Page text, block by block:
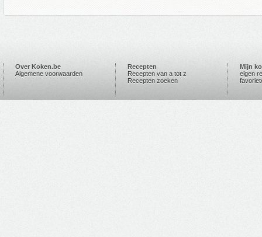
Over Koken.be
Algemene voorwaarden
Recepten
Recepten van a tot z
Recepten zoeken
Mijn
eigen